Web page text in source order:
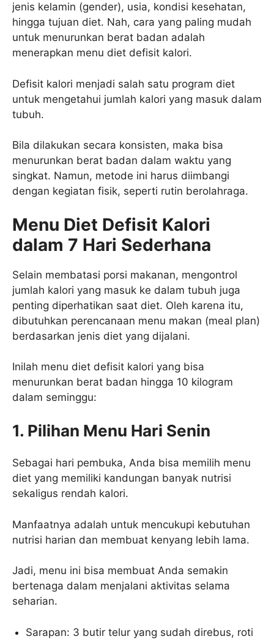
jenis kelamin (gender), usia, kondisi kesehatan,
hingga tujuan diet. Nah, cara yang paling mudah
untuk menurunkan berat badan adalah
menerapkan menu diet defisit kalori.
Defisit kalori menjadi salah satu program diet
untuk mengetahui jumlah kalori yang masuk dalam
tubuh.
Bila dilakukan secara konsisten, maka bisa
menurunkan berat badan dalam waktu yang
singkat. Namun, metode ini harus diimbangi
dengan kegiatan fisik, seperti rutin berolahraga.
Menu Diet Defisit Kalori
dalam 7 Hari Sederhana
Selain membatasi porsi makanan, mengontrol
jumlah kalori yang masuk ke dalam tubuh juga
penting diperhatikan saat diet. Oleh karena itu,
dibutuhkan perencanaan menu makan (meal plan)
berdasarkan jenis diet yang dijalani.
Inilah menu diet defisit kalori yang bisa
menurunkan berat badan hingga 10 kilogram
dalam seminggu:
1. Pilihan Menu Hari Senin
Sebagai hari pembuka, Anda bisa memilih menu
diet yang memiliki kandungan banyak nutrisi
sekaligus rendah kalori.
Manfaatnya adalah untuk mencukupi kebutuhan
nutrisi harian dan membuat kenyang lebih lama.
Jadi, menu ini bisa membuat Anda semakin
bertenaga dalam menjalani aktivitas selama
seharian.
Sarapan: 3 butir telur yang sudah direbus, roti